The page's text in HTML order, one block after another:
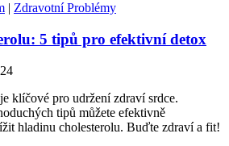
| Zdravotní Problémy
5 tipů pro efektivní detox
klíčové pro udržení zdraví srdce.
tipů můžete efektivně
hladinu cholesterolu. Buďte zdraví a fit!